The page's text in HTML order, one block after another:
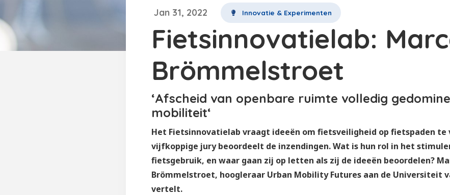
Jan 31, 2022 Innovatie & Experimenten
Fietsinnovatielab:
Brömmelstroet
‘Afscheid van openbare ruimte volledig
mobiliteit‘
Het Fietsinnovatielab vraagt ideeën om fietsveiligheid op fietspaden te
vijfkoppige jury beoordeelt de inzendingen. Wat is hun rol in het
fietsgebruik, en waar gaan zij op letten als zij de ideeën beoordelen?
Brömmelstroet, hoogleraar Urban Mobility Futures aan de Universiteit
vertelt.